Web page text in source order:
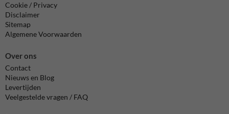
Cookie / Privacy
Disclaimer
Sitemap
Algemene Voorwaarden
Over ons
Contact
Nieuws en Blog
Levertijden
Veelgestelde vragen / FAQ